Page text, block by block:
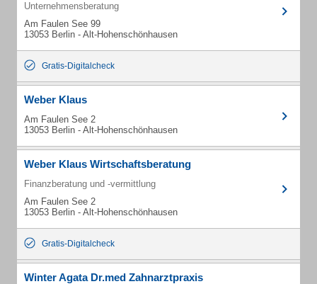
Unternehmensberatung
Am Faulen See 99
13053 Berlin - Alt-Hohenschönhausen
Gratis-Digitalcheck
Weber Klaus
Am Faulen See 2
13053 Berlin - Alt-Hohenschönhausen
Weber Klaus Wirtschaftsberatung
Finanzberatung und -vermittlung
Am Faulen See 2
13053 Berlin - Alt-Hohenschönhausen
Gratis-Digitalcheck
Winter Agata Dr.med Zahnarztpraxis